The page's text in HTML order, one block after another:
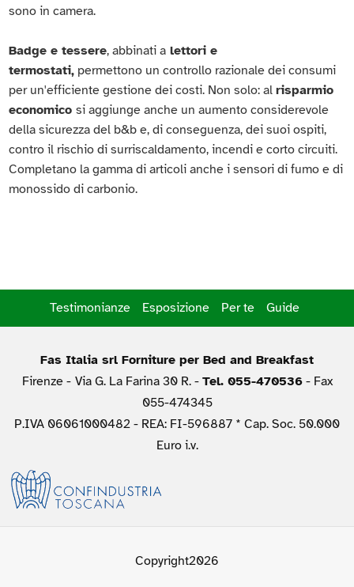
sono in camera.
Badge e tessere, abbinati a lettori e
termostati, permettono un controllo razionale dei consumi
per un'efficiente gestione dei costi. Non solo: alrisparmio
economicosi aggiunge anche un aumento considerevole
della sicurezza del b&b e, di conseguenza, dei suoi ospiti,
contro il rischio di surriscaldamento, incendi e corto circuiti.
Completano la gamma di articoli anche i sensori di fumo e di
monossido di carbonio.
Testimonianze Esposizione Per te Guide
Fas Italia srl Forniture per Bed and Breakfast
Firenze - Via G. La Farina 30 R. - Tel. 055-470536- Fax
055-474345
P.IVA 06061000482 - REA: FI-596887 * Cap. Soc. 50.000
Euro i.v.
Copyright2026